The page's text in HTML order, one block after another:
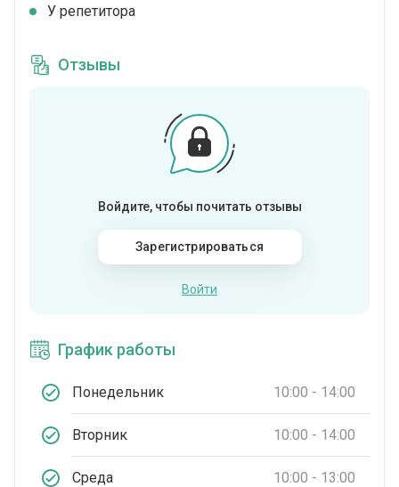
У репетитора
Отзывы
Войдите, чтобы почитать отзывы
Зарегистрироваться
Войти
График работы
Понедельник 10:00 - 14:00
Вторник 10:00 - 14:00
Среда 10:00 - 13:00